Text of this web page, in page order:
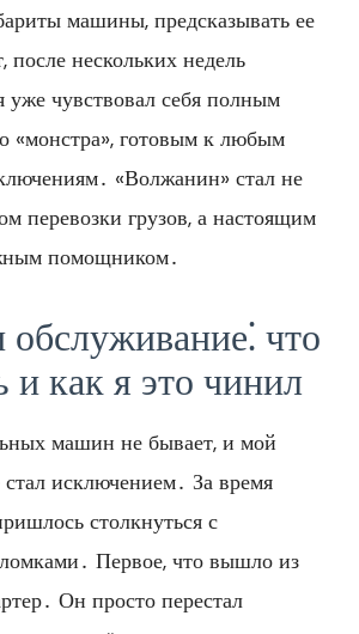
машины, предсказывать ее
после нескольких недель
уже чувствовал себя полным
«монстра», готовым к любым
«Волжанин» стал не
перевозки грузов, а настоящим
помощником․
что
и как я это чинил
машин не бывает, и мой
исключением․ За время
столкнуться с
Первое, что вышло из
Он просто перестал